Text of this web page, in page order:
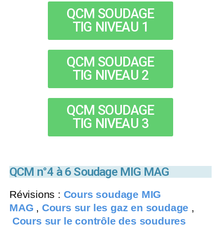
QCM SOUDAGE
TIG NIVEAU 1
QCM SOUDAGE
TIG NIVEAU 2
QCM SOUDAGE
TIG NIVEAU 3
QCM n°4 à 6 Soudage MIG MAG
Révisions : Cours soudage MIG
MAG , Cours sur les gaz en soudage ,
Cours sur le contrôle des soudures